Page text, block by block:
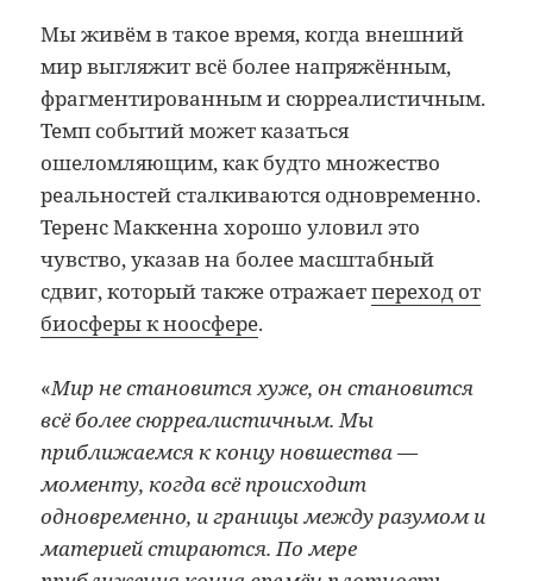
Мы живём в такое время, когда внешний
мир выгляжит всё более напряжённым,
фрагментированным и сюрреалистичным.
Темп событий может казаться
ошеломляющим, как будто множество
реальностей сталкиваются одновременно.
Теренс Маккенна хорошо уловил это
чувство, указав на более масштабный
сдвиг, который также отражаетпереход от
биосферы к ноосфере.
«Мир не становится хуже, он становится
всё более сюрреалистичным. Мы
приближаемся к концу новшества —
моменту, когда всё происходит
одновременно, и границы между разумом и
материей стираются. По мере